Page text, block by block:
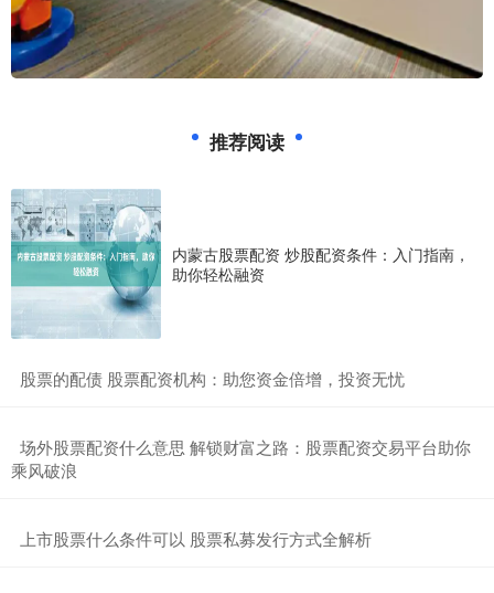
推荐阅读
内蒙古股票配资 炒股配资条件：入门指南，
助你轻松融资
​股票的配债 股票配资机构：助您资金倍增，投资无忧
​场外股票配资什么意思 解锁财富之路：股票配资交易平台助你
乘风破浪
​上市股票什么条件可以 股票私募发行方式全解析